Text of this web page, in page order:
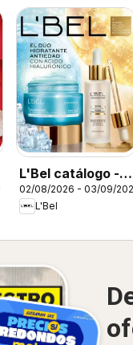
L'Bel catálogo -
Campaña 13
02/08/2026 - 03/09/
L'Bel